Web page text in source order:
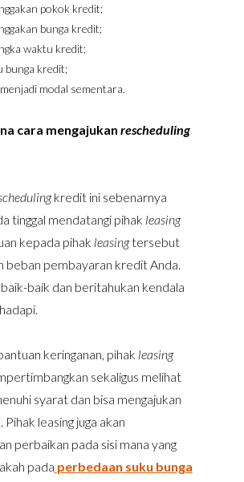
pokok kredit;
bunga kredit;
waktu kredit;
bunga kredit;
modal sementara.
cara mengajukan rescheduling
kredit ini sebenarnya
tinggal mendatangi pihak leasing
kepada pihak leasingtersebut
beban pembayaran kredit Anda.
baik dan beritahukan kendala
keringanan, pihak leasing
sekaligus melihat
syarat dan bisa mengajukan
Pihak leasing juga akan
perbaikan pada sisi mana yang
pada perbedaan suku bunga